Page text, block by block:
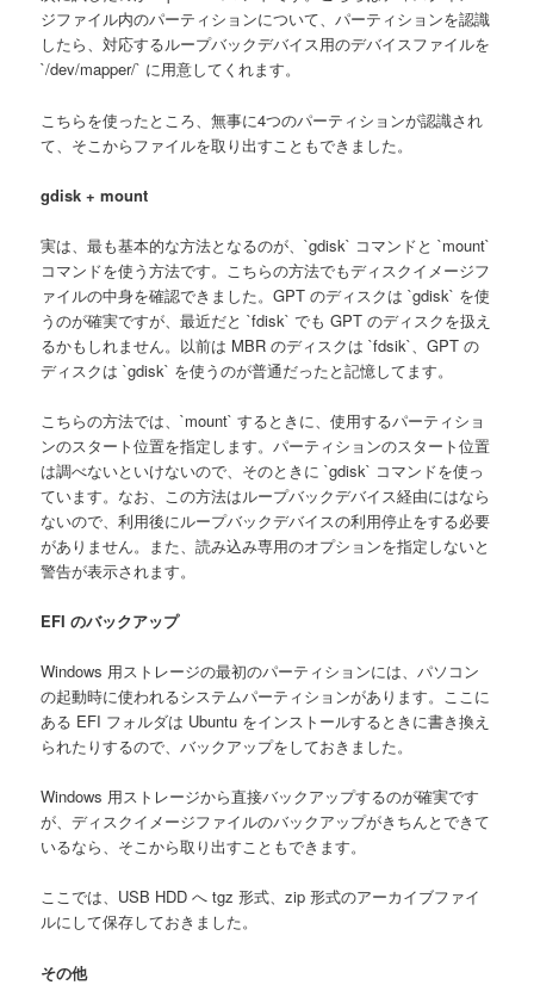
ジファイル内のパーティションについて、パーティションを認識
したら、対応するループバックデバイス用のデバイスファイルを
`/dev/mapper/` に用意してくれます。
こちらを使ったところ、無事に4つのパーティションが認識され
て、そこからファイルを取り出すこともできました。
gdisk + mount
実は、最も基本的な方法となるのが、`gdisk` コマンドと `mount`
コマンドを使う方法です。こちらの方法でもディスクイメージフ
ァイルの中身を確認できました。GPT のディスクは `gdisk` を使
うのが確実ですが、最近だと `fdisk` でも GPT のディスクを扱え
るかもしれません。以前は MBR のディスクは `fdsik`、GPT の
ディスクは `gdisk` を使うのが普通だったと記憶してます。
こちらの方法では、`mount` するときに、使用するパーティショ
ンのスタート位置を指定します。パーティションのスタート位置
は調べないといけないので、そのときに `gdisk` コマンドを使っ
ています。なお、この方法はループバックデバイス経由にはなら
ないので、利用後にループバックデバイスの利用停止をする必要
がありません。また、読み込み専用のオプションを指定しないと
警告が表示されます。
EFI のバックアップ
Windows 用ストレージの最初のパーティションには、パソコン
の起動時に使われるシステムパーティションがあります。ここに
ある EFI フォルダは Ubuntu をインストールするときに書き換え
られたりするので、バックアップをしておきました。
Windows 用ストレージから直接バックアップするのが確実です
が、ディスクイメージファイルのバックアップがきちんとできて
いるなら、そこから取り出すこともできます。
ここでは、USB HDD へ tgz 形式、zip 形式のアーカイブファイ
ルにして保存しておきました。
その他